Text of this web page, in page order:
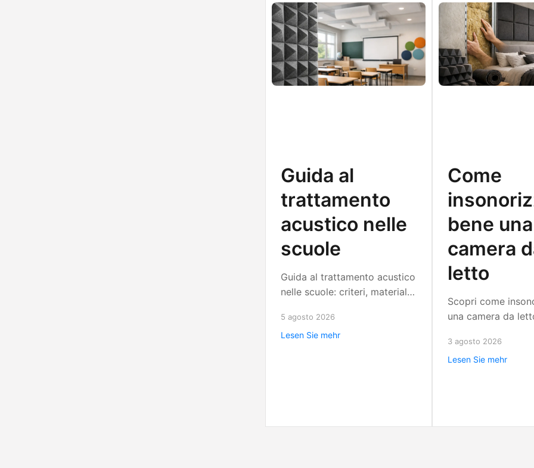
Guida al
trattamento
acustico nelle
scuole
Guida al trattamento acustico
nelle scuole: criteri, materiali
ridurre riverbero e rumore e
migliorare l'ascolto in classe
5 agosto 2026
Lesen Sie mehr
Come
bene una
camera
letto
Scopri come
una camera da
porte, finestre e
per ridurre i rumori
3 agosto 2026
Lesen Sie mehr